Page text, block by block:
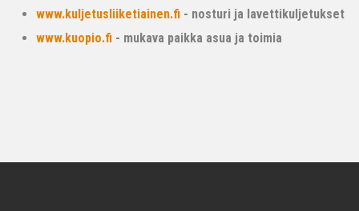
www.kuljetusliiketiainen.fi - nosturi ja lavettikuljetukset
www.kuopio.fi - mukava paikka asua ja toimia